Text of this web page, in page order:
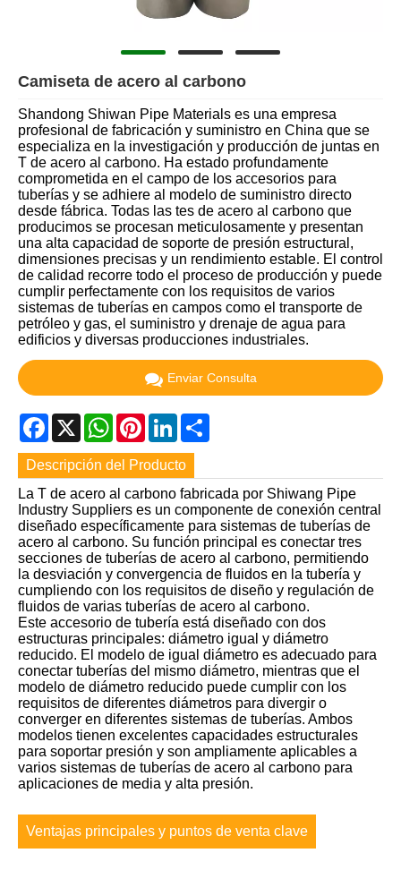
Camiseta de acero al carbono
Shandong Shiwan Pipe Materials es una empresa
profesional de fabricación y suministro en China que se
especializa en la investigación y producción de juntas en
T de acero al carbono. Ha estado profundamente
comprometida en el campo de los accesorios para
tuberías y se adhiere al modelo de suministro directo
desde fábrica. Todas las tes de acero al carbono que
producimos se procesan meticulosamente y presentan
una alta capacidad de soporte de presión estructural,
dimensiones precisas y un rendimiento estable. El control
de calidad recorre todo el proceso de producción y puede
cumplir perfectamente con los requisitos de varios
sistemas de tuberías en campos como el transporte de
petróleo y gas, el suministro y drenaje de agua para
edificios y diversas producciones industriales.
Enviar Consulta
Facebook
X WhatsApp
PinterestLinkedIn
Descripción del Producto
La T de acero al carbono fabricada por Shiwang Pipe
Industry Suppliers es un componente de conexión central
diseñado específicamente para sistemas de tuberías de
acero al carbono. Su función principal es conectar tres
secciones de tuberías de acero al carbono, permitiendo
la desviación y convergencia de fluidos en la tubería y
cumpliendo con los requisitos de diseño y regulación de
fluidos de varias tuberías de acero al carbono.
Este accesorio de tubería está diseñado con dos
estructuras principales: diámetro igual y diámetro
reducido. El modelo de igual diámetro es adecuado para
conectar tuberías del mismo diámetro, mientras que el
modelo de diámetro reducido puede cumplir con los
requisitos de diferentes diámetros para divergir o
converger en diferentes sistemas de tuberías. Ambos
modelos tienen excelentes capacidades estructurales
para soportar presión y son ampliamente aplicables a
varios sistemas de tuberías de acero al carbono para
aplicaciones de media y alta presión.
Ventajas principales y puntos de venta clave